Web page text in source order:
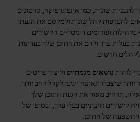
שונות, כמו אינפוגרפיקה, סרטונים
להעדפות קהל שונות ולמקסם את הגעתו
ופורומים דיגיטליים הקשורים
בעלות ערך וקדם את התוכן שלך בעדינות
חדשים.
לזהותנושאים מגמתיים וליצור פריטים
יותר שיצברו תאוצה ויגיעו לקהל רחב יותר.
אלה, תרחיב מאוד את הגעת התוכן שלך
קישורים חיצוניים בעלי ערך, ובסופו של
של התוכן.